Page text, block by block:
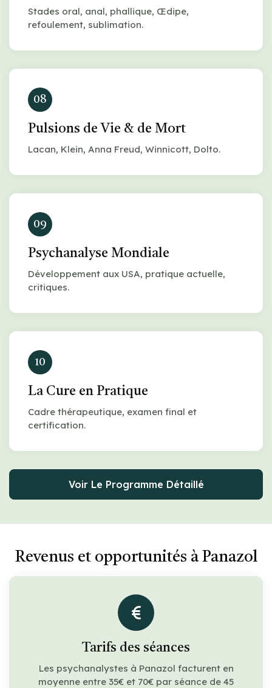
Stades oral, anal, phallique, Œdipe,
refoulement, sublimation.
08
Pulsions de Vie & de Mort
Lacan, Klein, Anna Freud, Winnicott, Dolto.
09
Psychanalyse Mondiale
Développement aux USA, pratique actuelle,
critiques.
10
La Cure en Pratique
Cadre thérapeutique, examen final et
certification.
Voir Le Programme Détaillé
Revenus et opportunités à Panazol
Tarifs des séances
Les psychanalystes à Panazol facturent en
moyenne entre 35€ et 70€ par séance de 45